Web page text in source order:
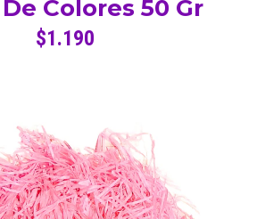
Colores 50 Gr
$1.190